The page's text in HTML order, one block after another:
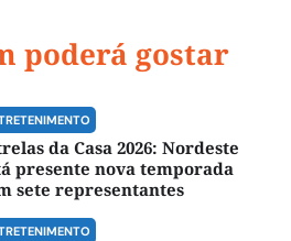
poderá gostar
da Casa 2026: Nordeste
presente nova temporada
sete representantes